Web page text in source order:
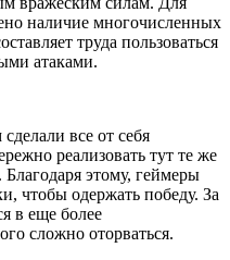
наличие многочисленных
труда пользоваться
атаками.
все от себя
реализовать тут те же
этому, геймеры
чтобы одержать победу. За
в еще более
сложно оторваться.